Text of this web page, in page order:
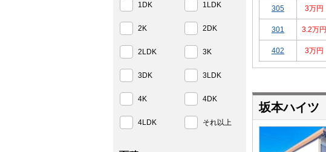
305 3万円
301 3.2万円
402 3万円
坂本ハイツ
1DK 1LDK
2K 2DK
2LDK 3K
3DK 3LDK
4K 4DK
4LDK それ以上